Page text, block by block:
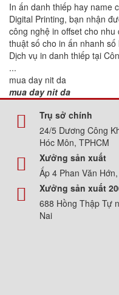
In ấn danh thiếp hay name
Digital Printing, bạn nhận
công nghệ in offset cho
thuật số cho in ấn nhanh
Dịch vụ in danh thiếp tại
...
mua day nit da
mua day nit da
Trụ sở chính
24/5 Dương Công
Hóc Môn, TPHCM
Xưởng sản xuất
Ấp 4 Phan Văn
Xưởng sản xuất
688 Hồng Thập Tự
Nai